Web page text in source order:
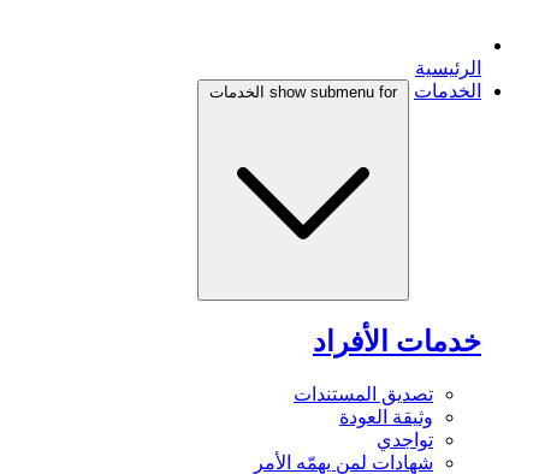
الرئيسية
الخدمات
show submenu for الخدمات
خدمات الأفراد
تصديق المستندات
وثيقة العودة
تواجدي
شهادات لمن يهمّه الأمر